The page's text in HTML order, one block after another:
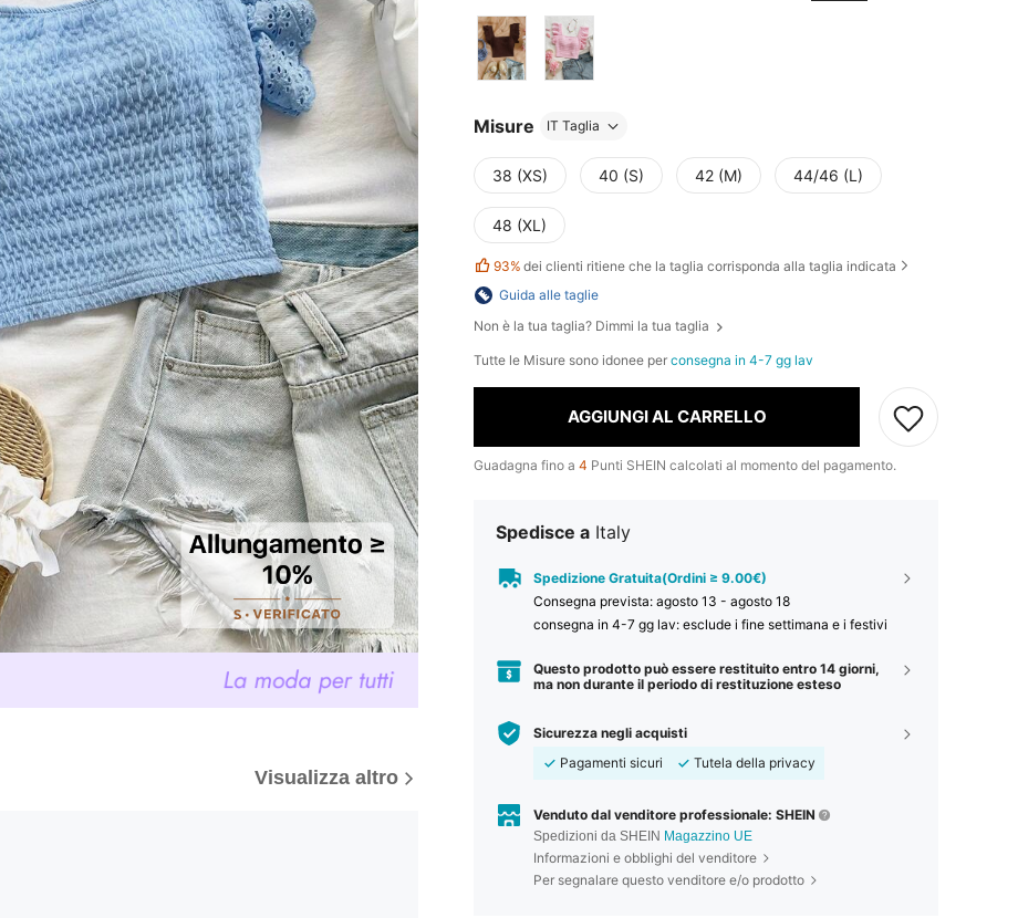
Visualizza altro
Misure IT Taglia
38 (XS) 40 (S) 42 (M) 44/46 (L)
48 (XL)
93% dei clienti ritiene che la taglia corrisponda alla taglia indicata
Guida alle taglie
Non è la tua taglia? Dimmi la tua taglia
Tutte le Misure sono idonee per consegna in 4-7 gg lav
AGGIUNGI AL CARRELLO
Guadagna fino a 4 Punti SHEIN calcolati al momento del pagamento.
Spedisce a Italy
Spedizione Gratuita(Ordini ≥ 9.00€)
Consegna prevista: agosto 13 - agosto 18
consegna in 4-7 gg lav: esclude i fine settimana e i festivi
Questo prodotto può essere restituito entro 14 giorni,
ma non durante il periodo di restituzione esteso
Sicurezza negli acquisti
Pagamenti sicuri
Tutela della privacy
Venduto dal venditore professionale: SHEIN
Spedizioni da SHEIN Magazzino UE
Informazioni e obblighi del venditore
Per segnalare questo venditore e/o prodotto